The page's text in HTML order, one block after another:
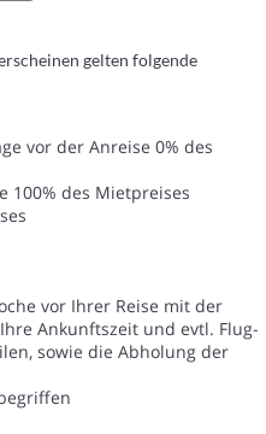
gelten folgende
vor der Anreise 0% des
100% des Mietpreises
vor Ihrer Reise mit der
Ankunftszeit und evtl. Flug-
sowie die Abholung der